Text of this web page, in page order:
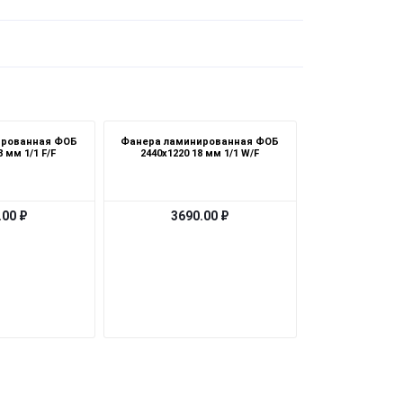
ФОБ
мм 1/1 F/F
₽
Фанера ламинированная ФОБ
2440х1220 18 мм 1/1 W/F
3690.00 ₽